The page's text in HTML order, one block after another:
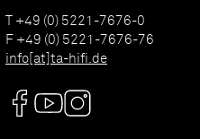
T +49 (0) 5221-7676-0
F +49 (0) 5221-7676-76
info[at]ta-hifi.de